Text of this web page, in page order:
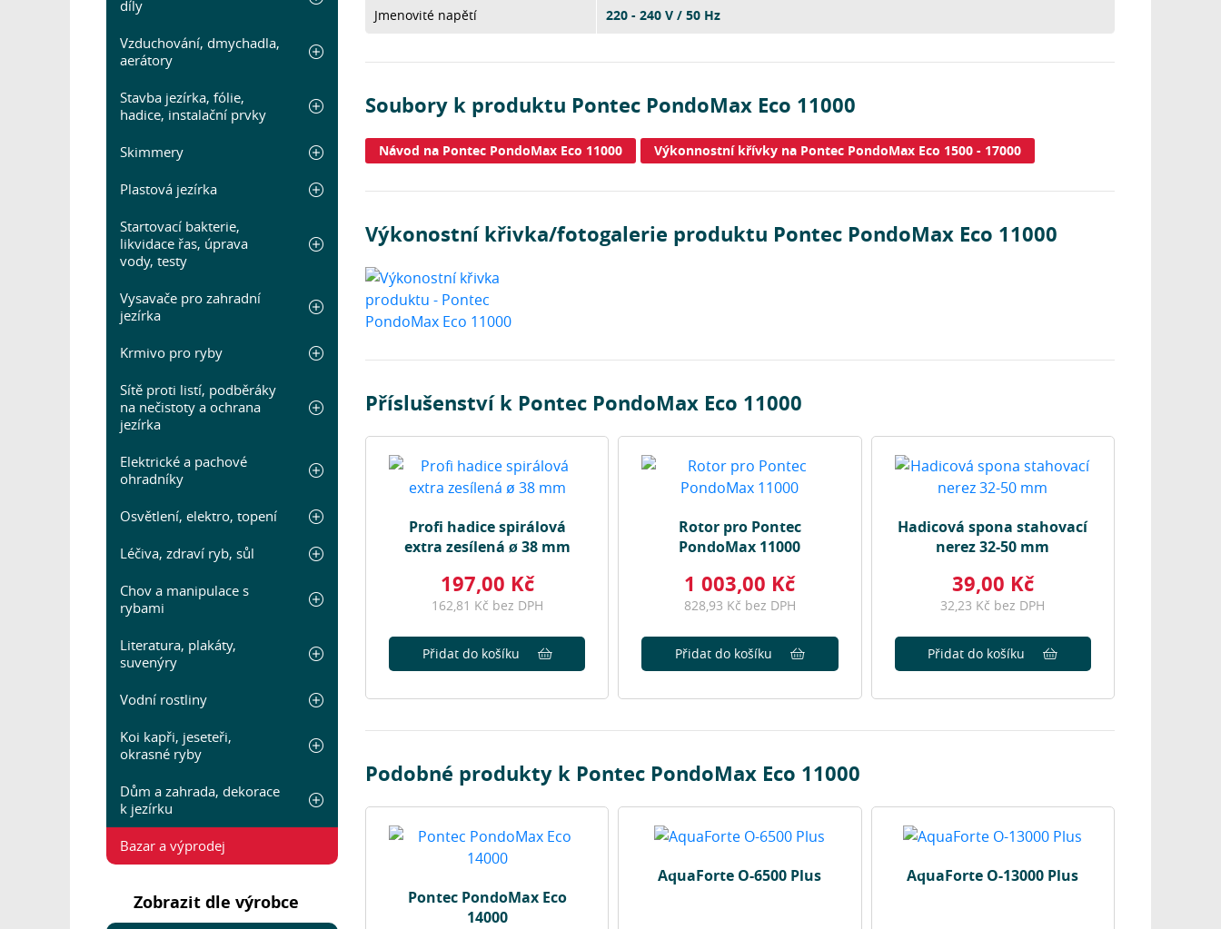
díly
Vzduchování, dmychadla,
aerátory
Stavba jezírka, fólie,
hadice, instalační prvky
Skimmery
Plastová jezírka
Startovací bakterie,
likvidace řas, úprava
vody, testy
Vysavače pro zahradní
jezírka
Krmivo pro ryby
Sítě proti listí, podběráky
na nečistoty a ochrana
jezírka
Elektrické a pachové
ohradníky
Osvětlení, elektro, topení
Léčiva, zdraví ryb, sůl
Chov a manipulace s
rybami
Literatura, plakáty,
suvenýry
Vodní rostliny
Koi kapři, jeseteři,
okrasné ryby
Dům a zahrada, dekorace
k jezírku
Bazar a výprodej
Zobrazit dle výrobce
Jmenovité napětí 220 - 240 V / 50 Hz
Soubory k produktu Pontec PondoMax Eco 11000
Návod na Pontec PondoMax Eco 11000 Výkonnostní křívky na Pontec PondoMax Eco 1500 - 17000
Výkonostní křivka/fotogalerie produktu Pontec PondoMax Eco 11000
Příslušenství k Pontec PondoMax Eco 11000
Profi hadice spirálová
extra zesílená ø 38 mm
197,00 Kč
162,81 Kč bez DPH
Přidat do košíku
Rotor pro Pontec
PondoMax 11000
1 003,00 Kč
828,93 Kč bez DPH
Přidat do košíku
Hadicová spona stahovací
nerez 32-50 mm
39,00 Kč
32,23 Kč bez DPH
Přidat do košíku
Podobné produkty k Pontec PondoMax Eco 11000
Pontec PondoMax Eco
14000
AquaForte O-6500 Plus AquaForte O-13000 Plus